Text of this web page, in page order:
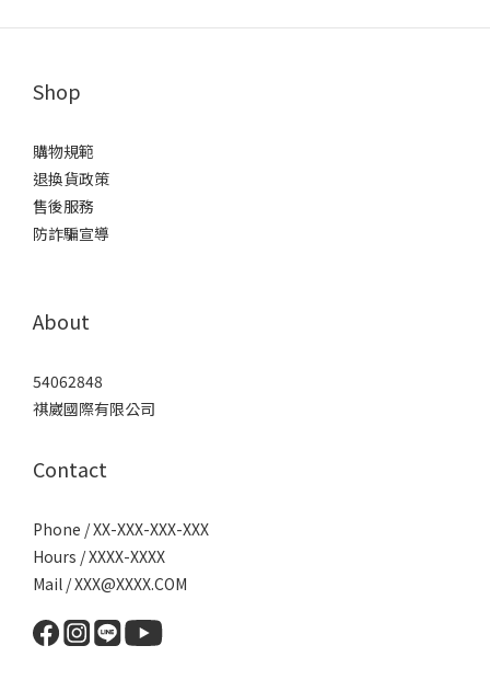
Shop
購物規範
退換貨政策
售後服務
防詐騙宣導
About
54062848
祺崴國際有限公司
Contact
Phone / XX-XXX-XXX-XXX
Hours / XXXX-XXXX
Mail / XXX@XXXX.COM